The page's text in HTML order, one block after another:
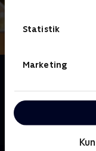
Statistik
Marketing
Om Kryb og
Sanderhoff otte
lands og til vands
hans favorit kryb!